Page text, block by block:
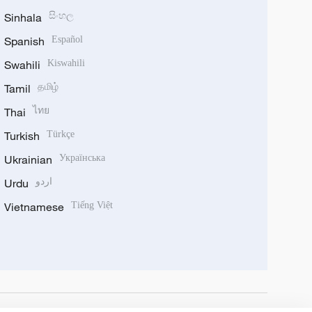
Sinhala සිංහල
Spanish Español
Swahili Kiswahili
Tamil தமிழ்
Thai ไทย
Turkish Türkçe
Ukrainian Українська
Urdu اردو
Vietnamese Tiếng Việt